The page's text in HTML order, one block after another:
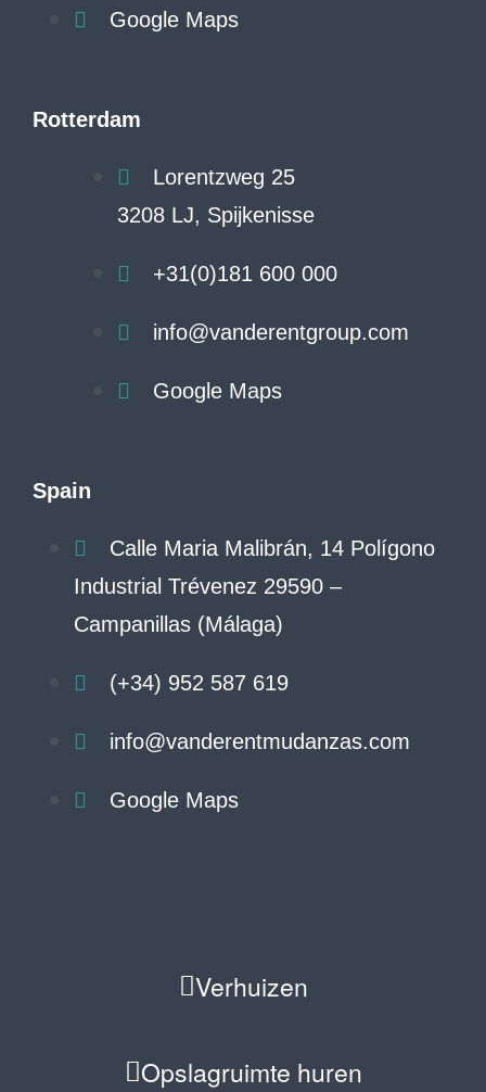
Google Maps
Rotterdam
Lorentzweg 25
3208 LJ, Spijkenisse
+31(0)181 600 000
info@vanderentgroup.com
Google Maps
Spain
Calle Maria Malibrán, 14 Polígono
Industrial Trévenez 29590 –
Campanillas (Málaga)
(+34) 952 587 619
info@vanderentmudanzas.com
Google Maps
Verhuizen
Opslagruimte huren